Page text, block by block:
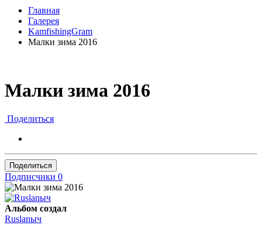
Главная
Галерея
KamfishingGram
Малки зима 2016
Малки зима 2016
Поделиться
Поделиться
Подписчики 0
Альбом создал
Ruslanыч